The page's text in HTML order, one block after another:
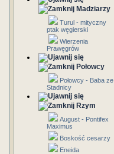
Madziarzy
Turul - mityczny
ptak węgierski
Wierzenia
Prawęgrów
Połowcy
Połowcy - Baba ze
Stadnicy
Rzym
August - Pontifex
Maximus
Boskość cesarzy
Eneida